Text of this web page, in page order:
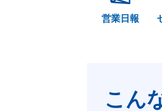
営業日報
こん